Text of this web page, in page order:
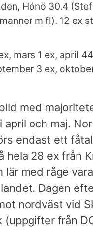
Hönö 30.4
m fl). 12 ex
mars 1 ex, april
3 ex,
med
och maj.
endast ett
hela 28 ex från
lär med råge
Dagen
nordväst vid
från